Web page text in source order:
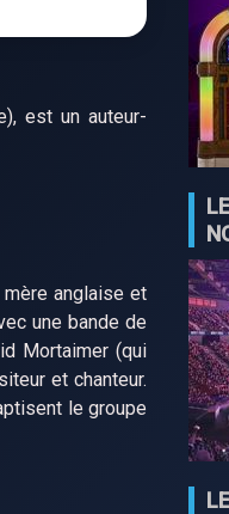
est un auteur-
anglaise et
une bande de
Mortaimer (qui
et chanteur.
le groupe